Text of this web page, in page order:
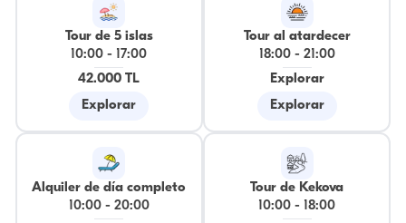
Tour de 5 islas
10:00 -
17:00
42.000 TL
Explorar
Tour al atardecer
18:00- 21:00
Explorar
Explorar
Alquiler de día completo
10:00- 20:00
Tour de Kekova
10:00 -
18:00